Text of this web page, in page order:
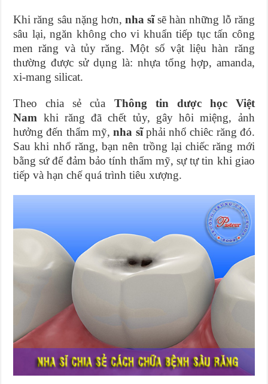
Khi răng sâu nặng hơn, nha sĩsẽ hàn những lỗ răng
sâu lại, ngăn không cho vi khuẩn tiếp tục tấn công
men răng và tủy răng. Một số vật liệu hàn răng
thường được sử dụng là: nhựa tổng hợp, amanda,
xi-mang silicat.
Theo chia sẻ của Thông tin dược học Việt
Nam khi răng đã chết tủy, gây hôi miệng, ảnh
hưởng đến thẩm mỹ,nha sĩphải nhổ chiêc răng đó.
Sau khi nhổ răng, bạn nên trồng lại chiếc răng mới
bằng sứ để đảm bảo tính thẩm mỹ, sự tự tin khi giao
tiếp và hạn chế quá trình tiêu xượng.